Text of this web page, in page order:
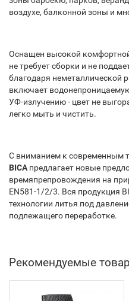
воздухе, балконной зоны и
Оснащен высокой
не требует сборки и не
благодаря неметаллической
включает
УФ-излучению - цвет не
легко мыть и чистить.
С вниманием к современным
BICAпредлагает новые
времяпрепровождения на
EN581-1/2/3. Вся продукция
технологии литья под
подлежащего переработке.
Рекомендуемые